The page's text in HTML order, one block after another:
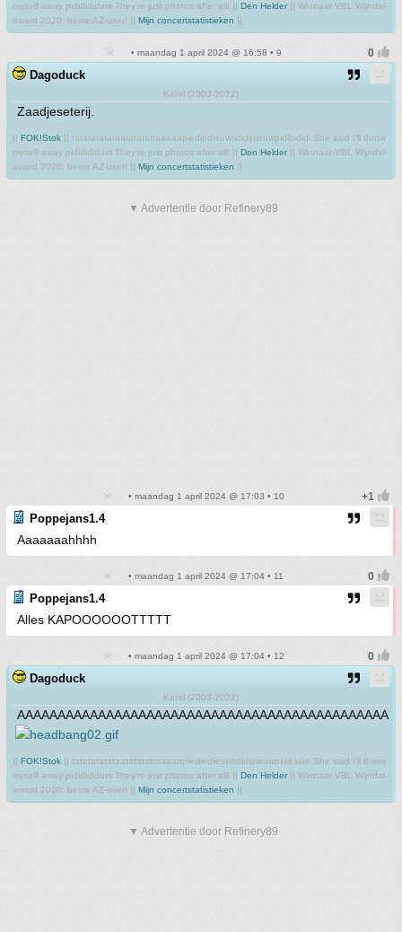
myself away pididididum They're just photos after all! || Den Helder || Winnaar VBL Wijndal-
award 2020: beste AZ-user! || Mijn concertstatistieken ||
• maandag 1 april 2024 @ 16:58 • 9
Dagoduck
Karel (2003-2022)
Zaadjeseterij.
|| FOK!Stok || tatatatatataatatatattaaaaapiediedieuwtididipieuwpidibididi She said I'll throw
myself away pididididum They're just photos after all! || Den Helder || Winnaar VBL Wijndal-
award 2020: beste AZ-user! || Mijn concertstatistieken ||
▼ Advertentie door Refinery89
• maandag 1 april 2024 @ 17:03 • 10
Poppejans1.4
Aaaaaaahhhh
• maandag 1 april 2024 @ 17:04 • 11
Poppejans1.4
Alles KAPOOOOOOTTTTT
• maandag 1 april 2024 @ 17:04 • 12
Dagoduck
Karel (2003-2022)
|| FOK!Stok || tatatatatataatatatattaaaaapiediedieuwtididipieuwpidibididi She said I'll throw
myself away pididididum They're just photos after all! || Den Helder || Winnaar VBL Wijndal-
award 2020: beste AZ-user! || Mijn concertstatistieken ||
▼ Advertentie door Refinery89